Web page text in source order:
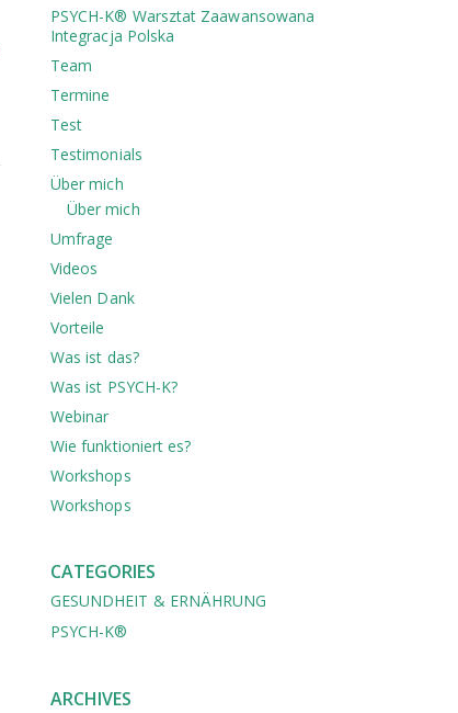
PSYCH-K®️ Warsztat Zaawansowana
Integracja Polska
Team
Termine
Test
Testimonials
Über mich
Über mich
Umfrage
Videos
Vielen Dank
Vorteile
Was ist das?
Was ist PSYCH-K?
Webinar
Wie funktioniert es?
Workshops
Workshops
CATEGORIES
GESUNDHEIT & ERNÄHRUNG
PSYCH-K®
ARCHIVES